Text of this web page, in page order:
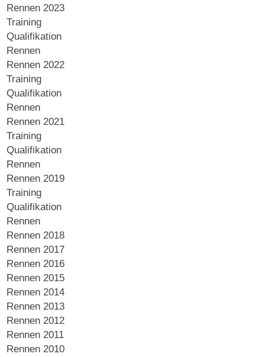
Rennen 2023
Training
Qualifikation
Rennen
Rennen 2022
Training
Qualifikation
Rennen
Rennen 2021
Training
Qualifikation
Rennen
Rennen 2019
Training
Qualifikation
Rennen
Rennen 2018
Rennen 2017
Rennen 2016
Rennen 2015
Rennen 2014
Rennen 2013
Rennen 2012
Rennen 2011
Rennen 2010